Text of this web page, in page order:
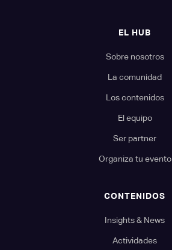
EL HUB
Sobre nosotros
La comunidad
Los contenidos
El equipo
Ser partner
Organiza tu evento
CONTENIDOS
Insights & News
Actividades